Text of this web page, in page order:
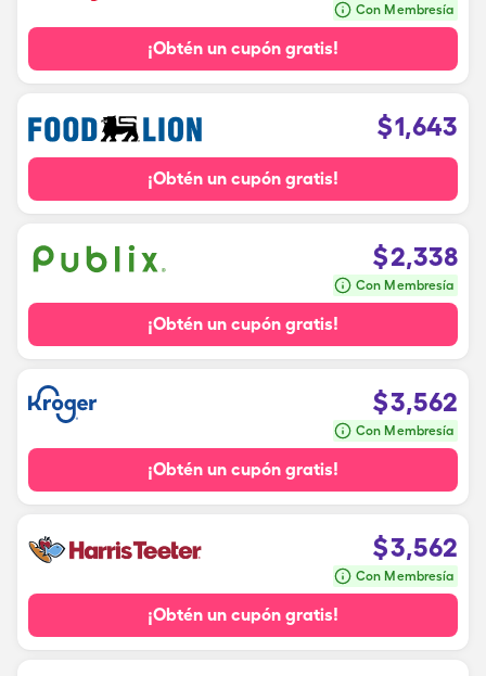
Con Membresía
¡Obtén un cupón gratis!
$1,643
¡Obtén un cupón gratis!
$2,338
Con Membresía
¡Obtén un cupón gratis!
$3,562
Con Membresía
¡Obtén un cupón gratis!
$3,562
Con Membresía
¡Obtén un cupón gratis!